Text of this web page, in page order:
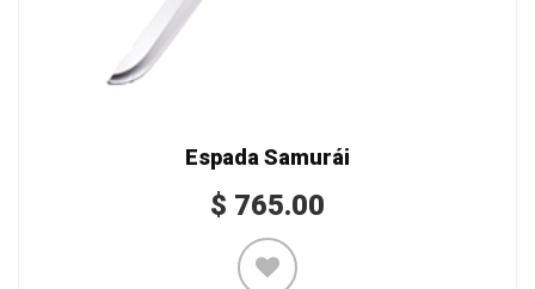
Espada Samurái
$ 765.00